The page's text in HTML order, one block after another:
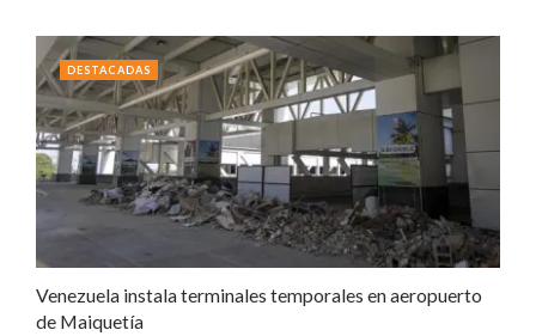
Venezuela instala terminales temporales en aeropuerto
de Maiquetía
DESTACADAS